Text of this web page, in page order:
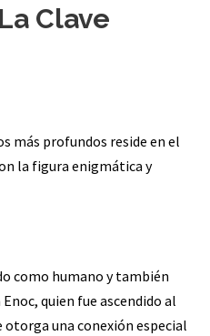
Clave
más profundos reside en el
la figura enigmática y
como humano y también
quien fue ascendido al
una conexión especial